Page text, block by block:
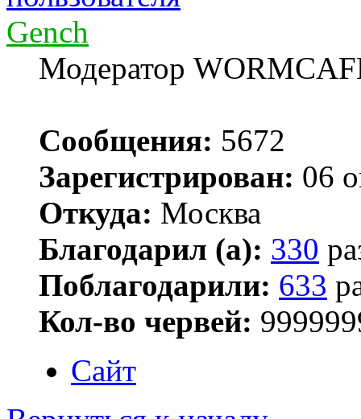
Gench
Модератор
Сообщения: 5672
Зарегистрирован: 06
Откуда: Москва
Благодарил (а): 330
Поблагодарили: 633
Кол-во червей:
Сайт